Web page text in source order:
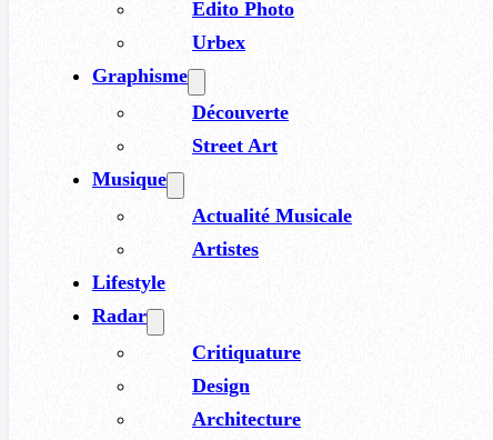
Edito Photo
Urbex
Graphisme
Découverte
Street Art
Musique
Actualité Musicale
Artistes
Lifestyle
Radar
Critiquature
Design
Architecture